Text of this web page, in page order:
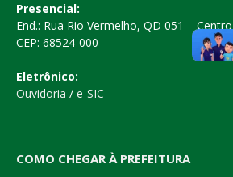
Presencial:
End.: Rua Rio Vermelho, QD 051 – Centro
CEP: 68524-000
Eletrônico:
Ouvidoria / e-SIC
COMO CHEGAR À PREFEITURA